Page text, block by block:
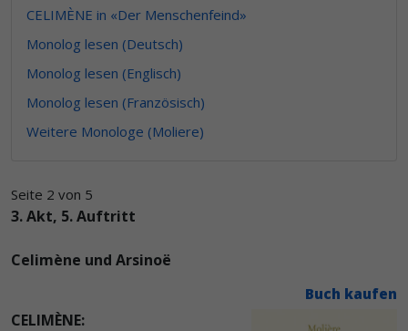
CELIMÈNE in «Der Menschenfeind»
Monolog lesen (Deutsch)
Monolog lesen (Englisch)
Monolog lesen (Französisch)
Weitere Monologe (Moliere)
Seite 2 von 5
3. Akt, 5. Auftritt
Celimène und Arsinoë
Buch kaufen
CELIMÈNE: